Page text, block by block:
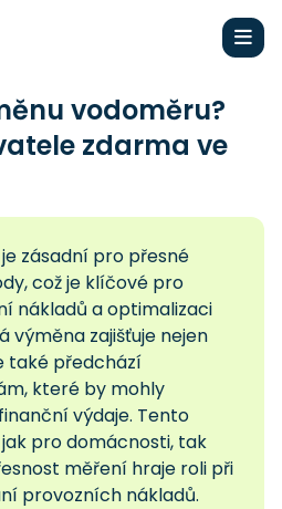
vodoměru?
zdarma ve
zásadní pro přesné
což je klíčové pro
nákladů a optimalizaci
výměna zajišťuje nejen
také předchází
které by mohly
výdaje. Tento
pro domácnosti, tak
měření hraje roli při
provozních nákladů.